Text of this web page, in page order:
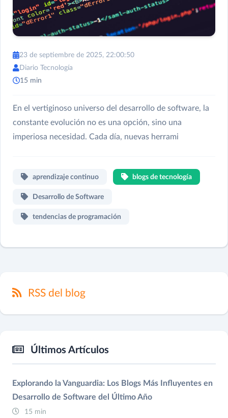
23 de septiembre de 2025, 22:00:50
Diario Tecnología
15 min
En el vertiginoso universo del desarrollo de software, la
constante evolución no es una opción, sino una
imperiosa necesidad. Cada día, nuevas herrami
aprendizaje continuo blogs de tecnología
Desarrollo de Software
tendencias de programación
RSS del blog
Últimos Artículos
Explorando la Vanguardia: Los Blogs Más Influyentes en
Desarrollo de Software del Último Año
15 min